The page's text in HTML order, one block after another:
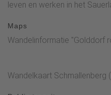
leven en werken in het
Maps
Wandelinformatie "Golddorf
Wandelkaart Schmallenberg